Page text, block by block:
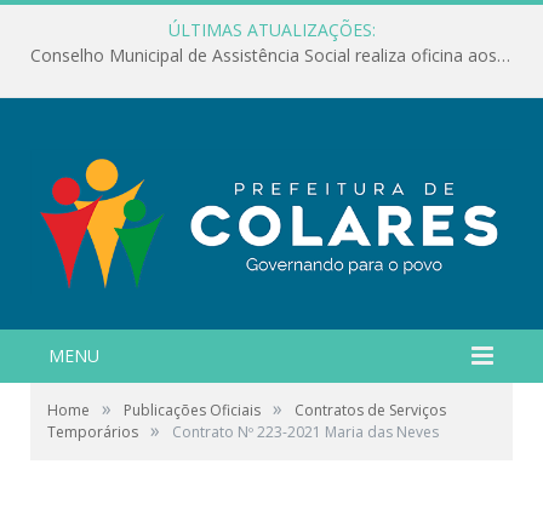
ÚLTIMAS ATUALIZAÇÕES:
Conselho Municipal de Assistência Social realiza oficina aos servidores
MENU
Home » Publicações Oficiais »
Contratos de Serviços
Temporários » Contrato Nº 223-2021 Maria das Neves